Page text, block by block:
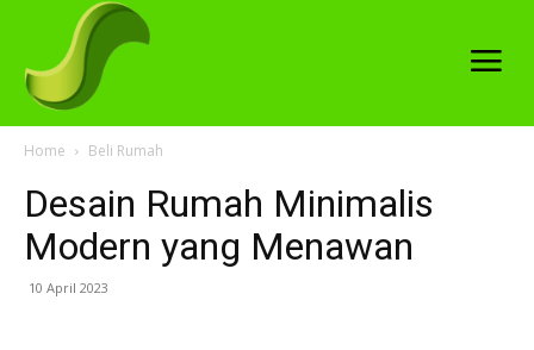
Home Beli Rumah
Desain Rumah Minimalis
Modern yang Menawan
10 April 2023